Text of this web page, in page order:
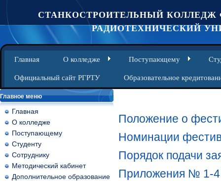
СТАНКОСТРОИТЕЛЬНЫЙ КОЛЛЕДЖ
РАДИОТЕХНИЧЕСКИЙ
Главная О колледже Поступающему
Официальный сайт РГРТУ Образовательное
Главное меню
Главная
О колледже
Поступающему
Студенту
Сотруднику
Методический кабинет
Дополнительное образование
Положение о
Номинации
Порядок подачи
Приложения № 1-4